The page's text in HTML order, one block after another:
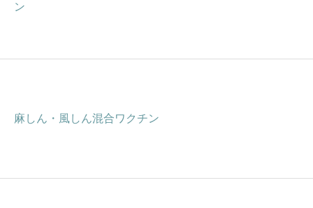
ン
麻しん・風しん混合ワクチン